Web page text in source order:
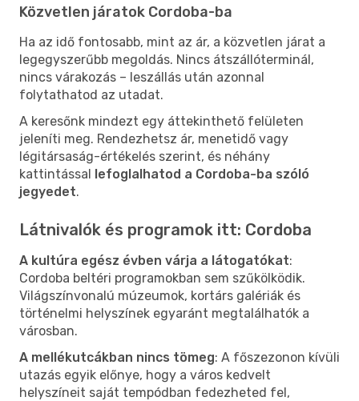
Közvetlen járatok Cordoba-ba
Ha az idő fontosabb, mint az ár, a közvetlen járat a
legegyszerűbb megoldás. Nincs átszállóterminál,
nincs várakozás – leszállás után azonnal
folytathatod az utadat.
A keresőnk mindezt egy áttekinthető felületen
jeleníti meg. Rendezhetsz ár, menetidő vagy
légitársaság-értékelés szerint, és néhány
kattintással lefoglalhatod a Cordoba-ba szóló
jegyedet.
Látnivalók és programok itt: Cordoba
A kultúra egész évben várja a látogatókat:
Cordoba beltéri programokban sem szűkölködik.
Világszínvonalú múzeumok, kortárs galériák és
történelmi helyszínek egyaránt megtalálhatók a
városban.
A mellékutcákban nincs tömeg: A főszezonon kívüli
utazás egyik előnye, hogy a város kedvelt
helyszíneit saját tempódban fedezheted fel,